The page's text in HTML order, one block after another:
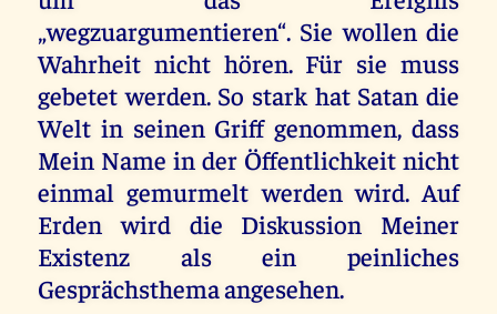
„wegzuargumentieren“. Sie wollen die
Wahrheit nicht hören. Für sie muss
gebetet werden. So stark hat Satan die
Welt in seinen Griff genommen, dass
Mein Name in der Öffentlichkeit nicht
einmal gemurmelt werden wird. Auf
Erden wird die Diskussion Meiner
Existenz als ein peinliches
Gesprächsthema angesehen.